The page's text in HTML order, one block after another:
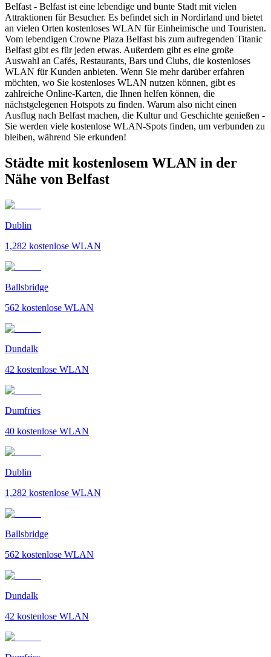
Belfast - Belfast ist eine lebendige und bunte Stadt mit vielen
Attraktionen für Besucher. Es befindet sich in Nordirland und bietet
an vielen Orten kostenloses WLAN für Einheimische und Touristen.
Vom lebendigen Crowne Plaza Belfast bis zum aufregenden Titanic
Belfast gibt es für jeden etwas. Außerdem gibt es eine große
Auswahl an Cafés, Restaurants, Bars und Clubs, die kostenloses
WLAN für Kunden anbieten. Wenn Sie mehr darüber erfahren
möchten, wo Sie kostenloses WLAN nutzen können, gibt es
zahlreiche Online-Karten, die Ihnen helfen können, die
nächstgelegenen Hotspots zu finden. Warum also nicht einen
Ausflug nach Belfast machen, die Kultur und Geschichte genießen -
Sie werden viele kostenlose WLAN-Spots finden, um verbunden zu
bleiben, während Sie erkunden!
Städte mit kostenlosem WLAN in der
Nähe von Belfast
Dublin
1,282 kostenlose WLAN
Ballsbridge
562 kostenlose WLAN
Dundalk
42 kostenlose WLAN
Dumfries
40 kostenlose WLAN
Dublin
1,282 kostenlose WLAN
Ballsbridge
562 kostenlose WLAN
Dundalk
42 kostenlose WLAN